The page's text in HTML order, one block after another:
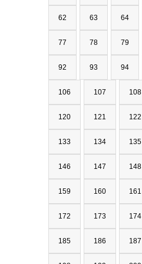
62 63 64
77 78 79
92 93 94
106 107 108
120 121 122
133 134 135
146 147 148
159 160 161
172 173 174
185 186 187